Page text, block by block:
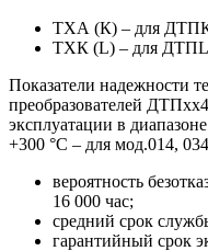
ТХА (К) – для
ТХК (L) – для ДТПL
Показатели надежности
преобразователей
эксплуатации в
+300 °С – для мод.014,
вероятность
16 000 час;
средний срок
гарантийный срок